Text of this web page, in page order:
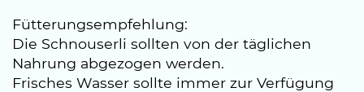
Fütterungsempfehlung:
Die Schnouserli sollten von der täglichen
Nahrung abgezogen werden.
Frisches Wasser sollte immer zur Verfügung